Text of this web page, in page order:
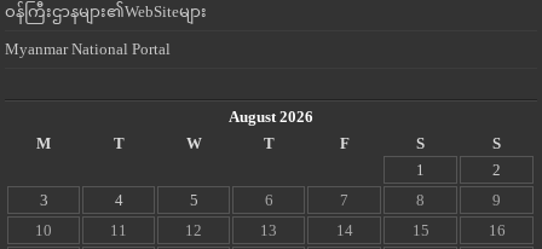
ဝန်ကြီးဌာနများ၏WebSiteများ
Myanmar National Portal
August 2026
M
T W T F S
S
1
2
3
4 5 6 7 8
9
10
11 12 13 14 15
16